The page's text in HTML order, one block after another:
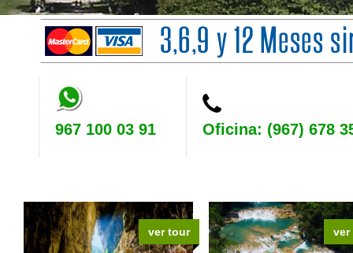
967 100 03 91 Oficina: (967) 678
ver tour ver